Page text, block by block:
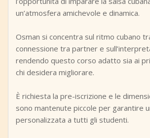
un’atmosfera amichevole e dinamica.
Osman si concentra sul ritmo cubano
connessione tra partner e
rendendo questo corso adatto sia ai
chi desidera migliorare.
È richiesta la pre-iscrizione e le
sono mantenute piccole per garantire
personalizzata a tutti gli studenti.